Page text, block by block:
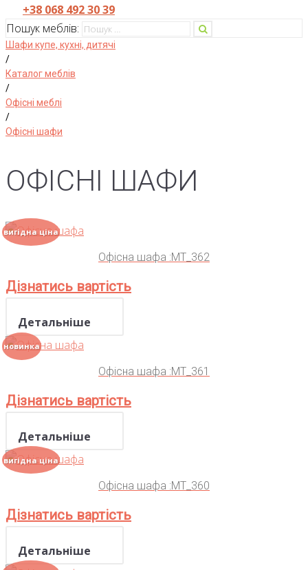
+38 068 492 30 39
Пошук меблів:
Шафи купе, кухні, дитячі
/
Каталог меблів
/
Офісні меблі
/
Офісні шафи
ОФІСНІ ШАФИ
вигідна ціна
Офісна шафа :MT_362
Дізнатись вартість
Детальніше
новинка
Офісна шафа :MT_361
Дізнатись вартість
Детальніше
вигідна ціна
Офісна шафа :MT_360
Дізнатись вартість
Детальніше